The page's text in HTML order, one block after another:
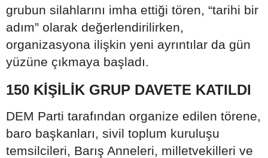
grubun silahlarını imha ettiği tören, “tarihi bir
adım” olarak değerlendirilirken,
organizasyona ilişkin yeni ayrıntılar da gün
yüzüne çıkmaya başladı.
150 KİŞİLİK GRUP DAVETE KATILDI
DEM Parti tarafından organize edilen törene,
baro başkanları, sivil toplum kuruluşu
temsilcileri, Barış Anneleri, milletvekilleri ve